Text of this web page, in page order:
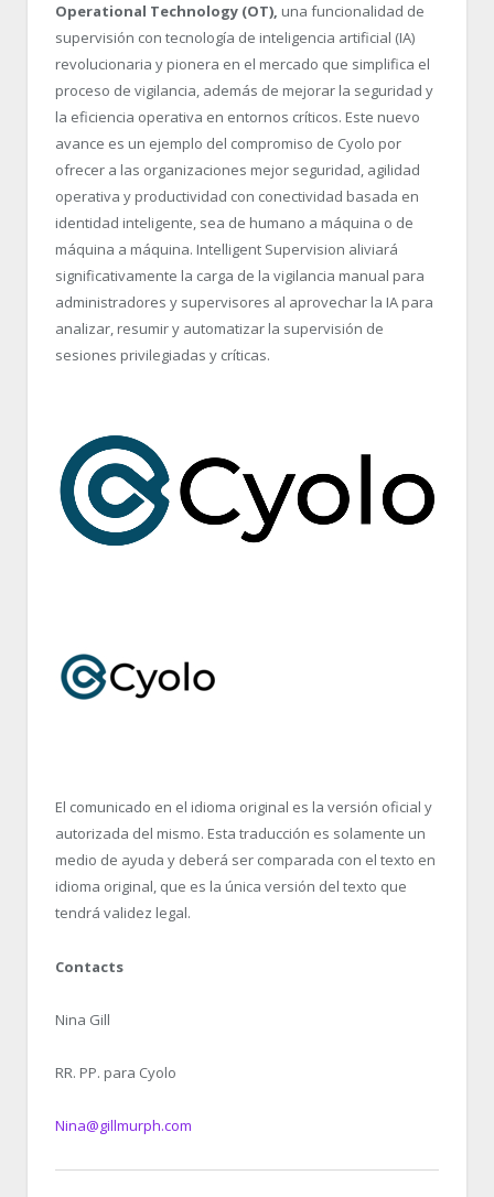
Operational Technology (OT), una funcionalidad de
supervisión con tecnología de inteligencia artificial (IA)
revolucionaria y pionera en el mercado que simplifica el
proceso de vigilancia, además de mejorar la seguridad y
la eficiencia operativa en entornos críticos. Este nuevo
avance es un ejemplo del compromiso de Cyolo por
ofrecer a las organizaciones mejor seguridad, agilidad
operativa y productividad con conectividad basada en
identidad inteligente, sea de humano a máquina o de
máquina a máquina. Intelligent Supervision aliviará
significativamente la carga de la vigilancia manual para
administradores y supervisores al aprovechar la IA para
analizar, resumir y automatizar la supervisión de
sesiones privilegiadas y críticas.
El comunicado en el idioma original es la versión oficial y
autorizada del mismo. Esta traducción es solamente un
medio de ayuda y deberá ser comparada con el texto en
idioma original, que es la única versión del texto que
tendrá validez legal.
Contacts
Nina Gill
RR. PP. para Cyolo
Nina@gillmurph.com